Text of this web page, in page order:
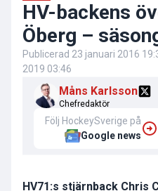
HV-backens
Öberg –
Publicerad 23 januari 2016
2019 03:46
Måns Karlsson
Chefredaktör
Följ HockeySverige på
Google news
HV71:s stjärnback Chris